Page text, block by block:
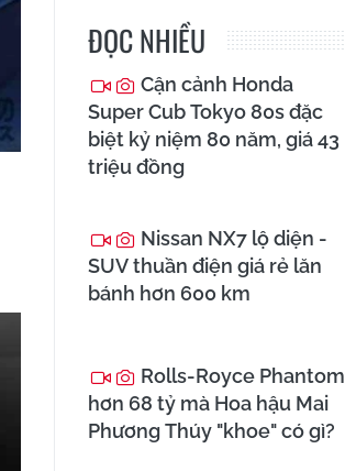
ĐỌC NHIỀU
Cận cảnh Honda
Super Cub Tokyo 80s đặc
biệt kỷ niệm 80 năm, giá 43
triệu đồng
Nissan NX7 lộ diện -
SUV thuần điện giá rẻ lăn
bánh hơn 600 km
Rolls-Royce Phantom
hơn 68 tỷ mà Hoa hậu Mai
Phương Thúy "khoe" có gì?